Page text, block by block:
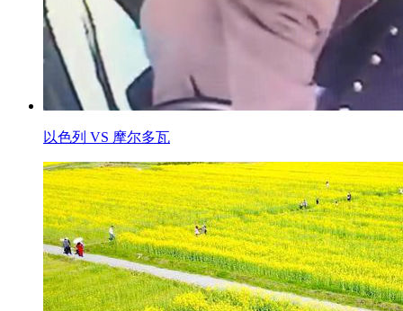
以色列 VS 摩尔多瓦